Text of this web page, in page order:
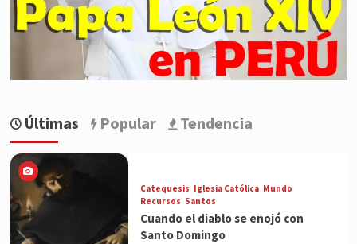
Últimas Popular Tendencia
Catequesis Iglesia Católica Mundo
Recursos Santos
Cuando el diablo se enojó con
Santo Domingo